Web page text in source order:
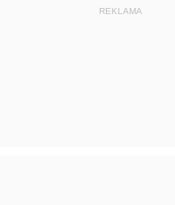
REKLAMA